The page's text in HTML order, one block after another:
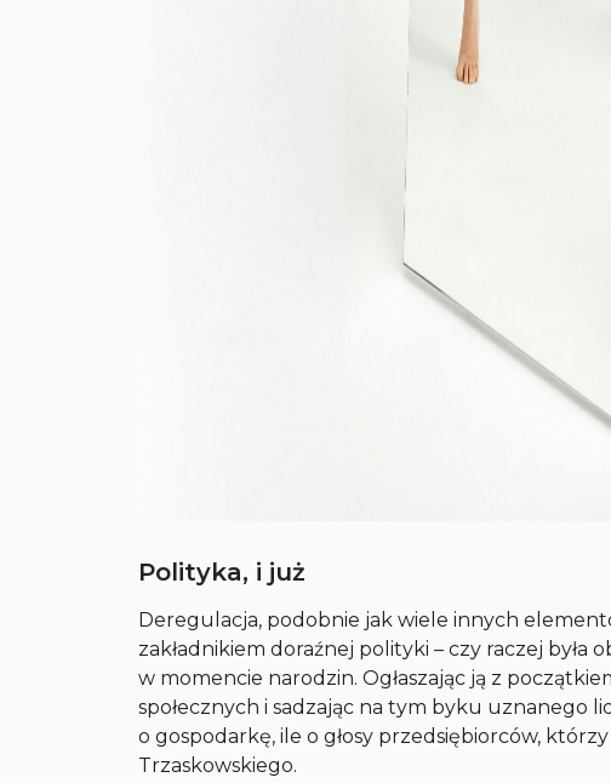
Polityka, i już
Deregulacja, podobnie jak wiele innych
zakładnikiem doraźnej polityki – czy raczej
w momencie narodzin. Ogłaszając ją z
społecznych i sadzając na tym byku uznanego
o gospodarkę, ile o głosy przedsiębiorców,
Trzaskowskiego.